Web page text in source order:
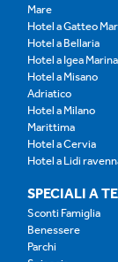
Mare
Hotel a Gatteo
Hotel a Bellaria
Hotel a Igea Marina
Hotel a Misano
Adriatico
Hotel a Milano
Marittima
Hotel a Cervia
Hotel a Lidi
SPECIALI A
Sconti Famiglia
Benessere
Parchi